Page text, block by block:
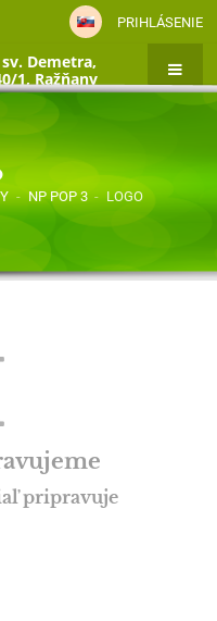
PRIHLÁSENIE
Demetra,
1, Ražňany
- NP POP 3 - LOGO
pripravuje